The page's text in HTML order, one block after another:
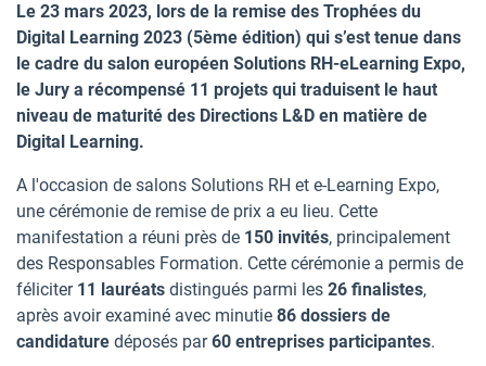
Le 23 mars 2023, lors de la remise des Trophées du
Digital Learning 2023 (5ème édition) qui s’est tenue dans
le cadre du salon européen Solutions RH-eLearning Expo,
le Jury a récompensé 11 projets qui traduisent le haut
niveau de maturité des Directions L&D en matière de
Digital Learning.
A l'occasion de salons Solutions RH et e-Learning Expo,
une cérémonie de remise de prix a eu lieu. Cette
manifestation a réuni près de 150 invités, principalement
des Responsables Formation. Cette cérémonie a permis de
féliciter 11 lauréats distingués parmi les 26 finalistes,
après avoir examiné avec minutie 86 dossiers de
candidature déposés par60 entreprises participantes.